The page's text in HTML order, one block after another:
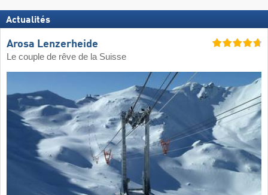
Actualités
Arosa Lenzerheide
Le couple de rêve de la Suisse